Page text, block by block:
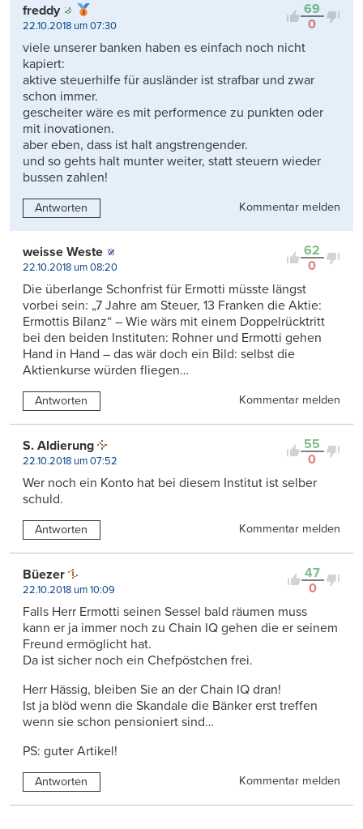
69
0
freddy
22.10.2018 um 07:30
viele unserer banken haben es einfach noch nicht
kapiert:
aktive steuerhilfe für ausländer ist strafbar und zwar
schon immer.
gescheiter wäre es mit performence zu punkten oder
mit inovationen.
aber eben, dass ist halt angstrengender.
und so gehts halt munter weiter, statt steuern wieder
bussen zahlen!
Antworten Kommentar melden
62
0
weisse Weste
22.10.2018 um 08:20
Die überlange Schonfrist für Ermotti müsste längst
vorbei sein: „7 Jahre am Steuer, 13 Franken die Aktie:
Ermottis Bilanz“ – Wie wärs mit einem Doppelrücktritt
bei den beiden Instituten: Rohner und Ermotti gehen
Hand in Hand – das wär doch ein Bild: selbst die
Aktienkurse würden fliegen…
Antworten Kommentar melden
55
0
S. Aldierung
22.10.2018 um 07:52
Wer noch ein Konto hat bei diesem Institut ist selber
schuld.
Antworten Kommentar melden
47
0
Büezer
22.10.2018 um 10:09
Falls Herr Ermotti seinen Sessel bald räumen muss
kann er ja immer noch zu Chain IQ gehen die er seinem
Freund ermöglicht hat.
Da ist sicher noch ein Chefpöstchen frei.
Herr Hässig, bleiben Sie an der Chain IQ dran!
Ist ja blöd wenn die Skandale die Bänker erst treffen
wenn sie schon pensioniert sind…
PS: guter Artikel!
Antworten Kommentar melden